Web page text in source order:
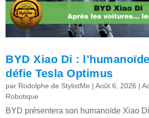
BYD Xiao Di :
défie Tesla Optimus
par Rodolphe de StylistMe |Août 6, 2026 |
Robotique
BYD présentera son humanoïde Xiao